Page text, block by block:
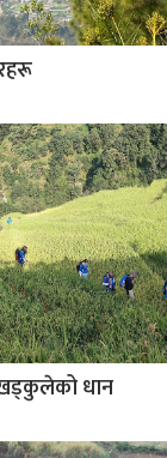
धान